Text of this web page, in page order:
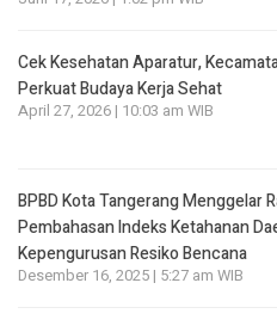
Cek Kesehatan Aparatur,
Perkuat Budaya Kerja Sehat
April 27, 2026 | 10:03 am WIB
BPBD Kota Tangerang Menggelar
Pembahasan lndeks Ketahanan
Kepengurusan Resiko Bencana
Desember 16, 2025 | 5:27 am WIB